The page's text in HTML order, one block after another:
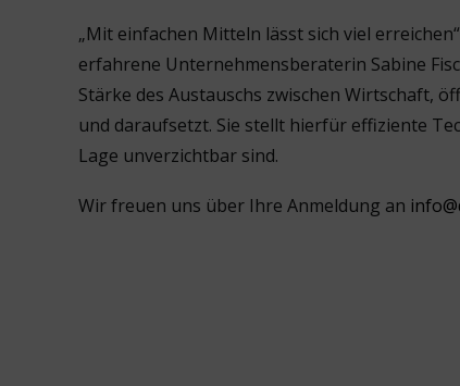
„Mit einfachen Mitteln lässt sich viel
erfahrene Unternehmensberaterin Sabine
Stärke des Austauschs zwischen Wirtschaft,
und daraufsetzt. Sie stellt hierfür effiziente
Lage unverzichtbar sind.
Wir freuen uns über Ihre Anmeldung an